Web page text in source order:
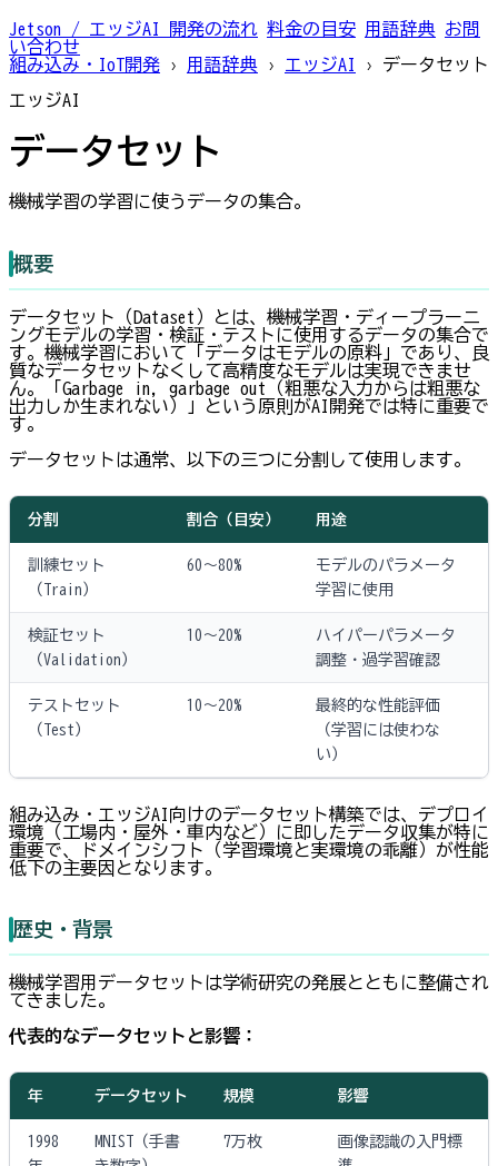
Jetson / エッジAI 開発の流れ 料金の目安 用語辞典 お問
い合わせ
組み込み・IoT開発
› 用語辞典 › エッジAI ›
データセット
エッジAI
データセット
機械学習の学習に使うデータの集合。
概要
データセット（Dataset）とは、機械学習・ディープラーニ
ングモデルの学習・検証・テストに使用するデータの集合で
す。機械学習において「データはモデルの原料」であり、良
質なデータセットなくして高精度なモデルは実現できませ
ん。「Garbage in, garbage out（粗悪な入力からは粗悪な
出力しか生まれない）」という原則がAI開発では特に重要で
す。
データセットは通常、以下の三つに分割して使用します。
分割 割合（目安） 用途
訓練セット
（Train）
60〜80%
モデルのパラメータ
学習に使用
検証セット
（Validation）
10〜20%
ハイパーパラメータ
調整・過学習確認
テストセット
（Test）
10〜20%
最終的な性能評価
（学習には使わな
い）
組み込み・エッジAI向けのデータセット構築では、デプロイ
環境（工場内・屋外・車内など）に即したデータ収集が特に
重要で、ドメインシフト（学習環境と実環境の乖離）が性能
低下の主要因となります。
歴史・背景
機械学習用データセットは学術研究の発展とともに整備され
てきました。
代表的なデータセットと影響：
年 データセット 規模 影響
1998
MNIST（手書
7万枚
画像認識の入門標